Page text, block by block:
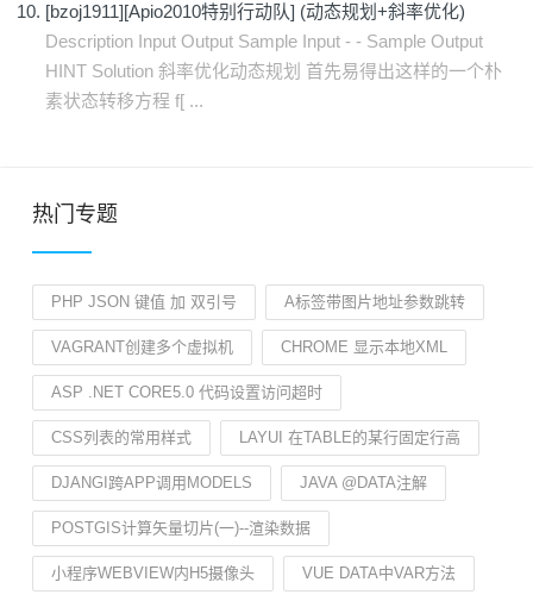
[bzoj1911][Apio2010特别行动队] (动态规划+斜率优化)
Description Input Output Sample Input - - Sample Output
HINT Solution 斜率优化动态规划 首先易得出这样的一个朴
素状态转移方程 f[ ...
热门专题
PHP JSON 键值 加 双引号 A标签带图片地址参数跳转
VAGRANT创建多个虚拟机 CHROME 显示本地XML
ASP .NET CORE5.0 代码设置访问超时
CSS列表的常用样式 LAYUI 在TABLE的某行固定行高
DJANGI跨APP调用MODELS JAVA @DATA注解
POSTGIS计算矢量切片(一)--渲染数据
小程序WEBVIEW内H5摄像头 VUE DATA中VAR方法